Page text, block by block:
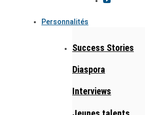
Personnalités
Success Stories
Diaspora
Interviews